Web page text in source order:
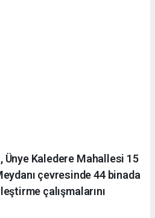
Ünye Kaledere Mahallesi 15
çevresinde 44 binada
çalışmalarını